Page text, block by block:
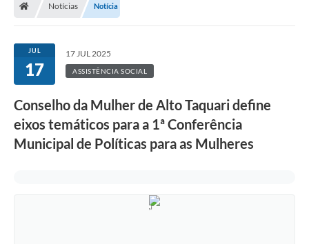
Notícias Notícia
JUL
17
17 JUL 2025
ASSISTÊNCIA SOCIAL
Conselho da Mulher de Alto Taquari define
eixos temáticos para a 1ª Conferência
Municipal de Políticas para as Mulheres